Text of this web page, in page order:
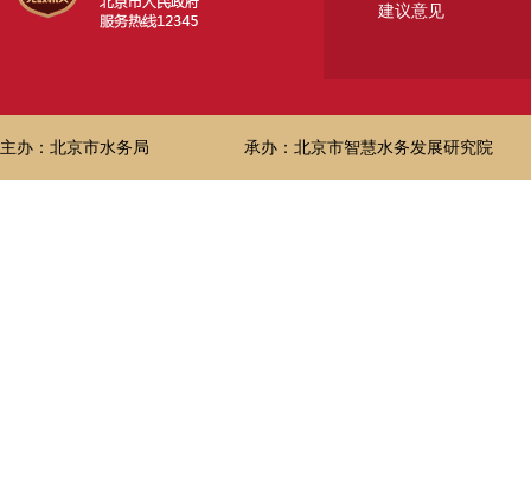
建议意见
主办：北京市水务局 承办：北京市智慧水务发展研究院